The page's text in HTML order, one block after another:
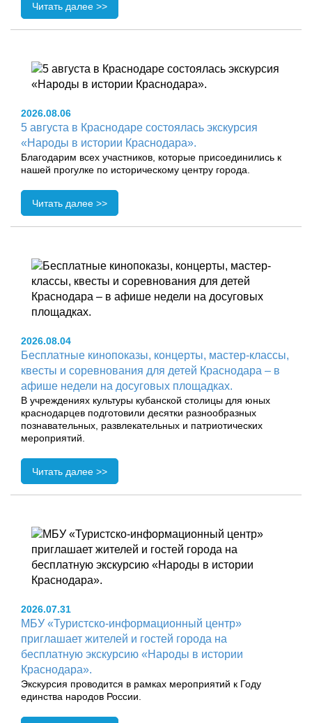
Читать далее >>
2026.08.06
5 августа в Краснодаре состоялась экскурсия
«Народы в истории Краснодара».
Благодарим всех участников, которые присоединились к
нашей прогулке по историческому центру города.
Читать далее >>
2026.08.04
Бесплатные кинопоказы, концерты, мастер-классы,
квесты и соревнования для детей Краснодара – в
афише недели на досуговых площадках.
В учреждениях культуры кубанской столицы для юных
краснодарцев подготовили десятки разнообразных
познавательных, развлекательных и патриотических
мероприятий.
Читать далее >>
2026.07.31
МБУ «Туристско-информационный центр»
приглашает жителей и гостей города на
бесплатную экскурсию «Народы в истории
Краснодара».
Экскурсия проводится в рамках мероприятий к Году
единства народов России.